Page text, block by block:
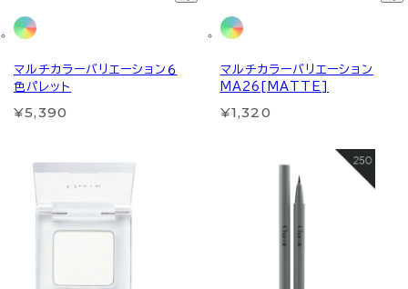
マルチカラーバリエーション６
色パレット
¥5,390
マルチカラーバリエーション
MA26[MATTE]
¥1,320